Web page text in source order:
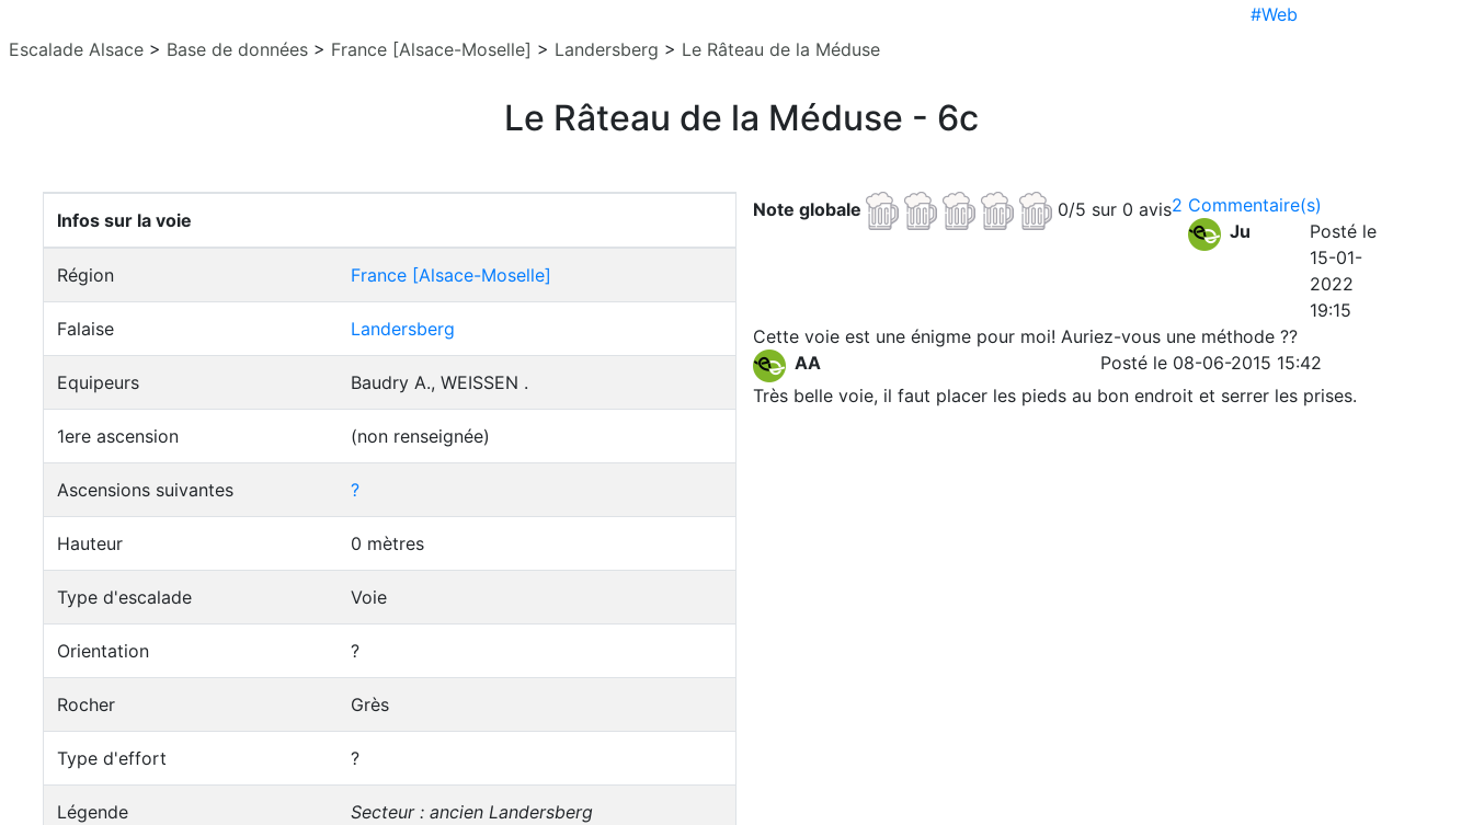
#Web
Escalade Alsace > Base de données > France [Alsace-Moselle] > Landersberg > Le Râteau de la Méduse
Le Râteau de la Méduse - 6c
Infos sur la voie
Région France [Alsace-Moselle]
Falaise Landersberg
Equipeurs Baudry A., WEISSEN .
1ere ascension (non renseignée)
Ascensions suivantes ?
Hauteur 0 mètres
Type d'escalade Voie
Orientation ?
Rocher Grès
Type d'effort ?
Légende Secteur : ancien Landersberg
2 Commentaire(s)
Note globale
0/5 sur 0 avis
Ju
Posté le
15-01-
2022
19:15
Cette voie est une énigme pour moi! Auriez-vous une méthode ??
AA
Posté le 08-06-2015 15:42
Très belle voie, il faut placer les pieds au bon endroit et serrer les prises.